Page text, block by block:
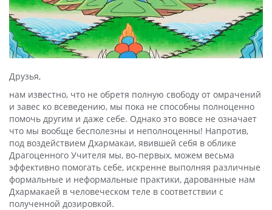
Друзья,
нам известно, что не обретя полную свободу от омрачений
и завес ко всеведению, мы пока не способны полноценно
помочь другим и даже себе. Однако это вовсе не означает
что мы вообще бесполезны и неполноценны! Напротив,
под воздействием Дхармакаи, явившей себя в облике
Драгоценного Учителя мы, во-первых, можем весьма
эффективно помогать себе, искренне выполняя различные
формальные и неформальные практики, дарованные нам
Дхармакаей в человеческом теле в соответствии с
полученной дозировкой.